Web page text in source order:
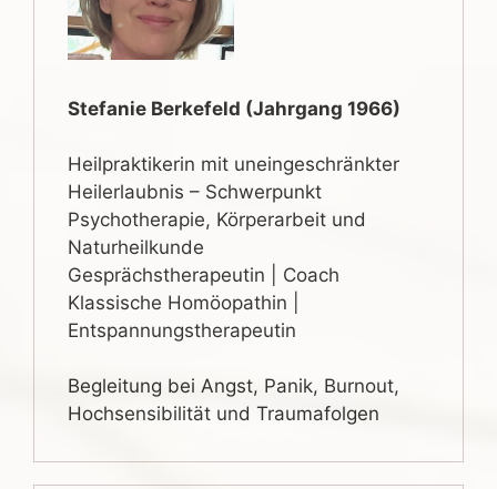
Stefanie Berkefeld (Jahrgang 1966)
Heilpraktikerin mit uneingeschränkter
Heilerlaubnis – Schwerpunkt
Psychotherapie, Körperarbeit und
Naturheilkunde
Gesprächstherapeutin | Coach
Klassische Homöopathin |
Entspannungstherapeutin
Begleitung bei Angst, Panik, Burnout,
Hochsensibilität und Traumafolgen